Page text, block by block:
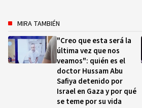
MIRA TAMBIÉN
"Creo que esta será la
última vez que nos
veamos": quién es el
doctor Hussam Abu
Safiya detenido por
Israel en Gaza y por qué
se teme por su vida